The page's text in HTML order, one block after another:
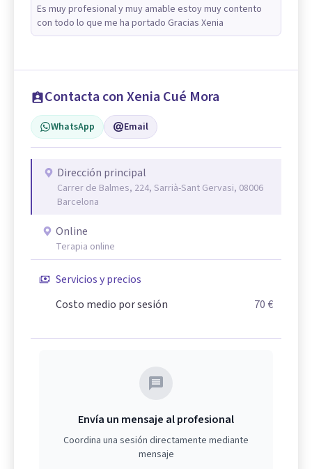
Es muy profesional y muy amable estoy muy contento
con todo lo que me ha portado Gracias Xenia
Contacta con Xenia Cué Mora
WhatsApp Email
Dirección principal
Carrer de Balmes, 224, Sarrià-Sant Gervasi, 08006
Barcelona
Online
Terapia online
Servicios y precios
Costo medio por sesión
70 €
Envía un mensaje al profesional
Coordina una sesión directamente mediante
mensaje